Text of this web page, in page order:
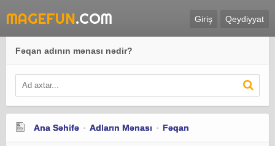
MAGEFUN.COM Giriş Qeydiyyat
Fəqan adının mənası nədir?
Ana Səhifə Adların Mənası Fəqan